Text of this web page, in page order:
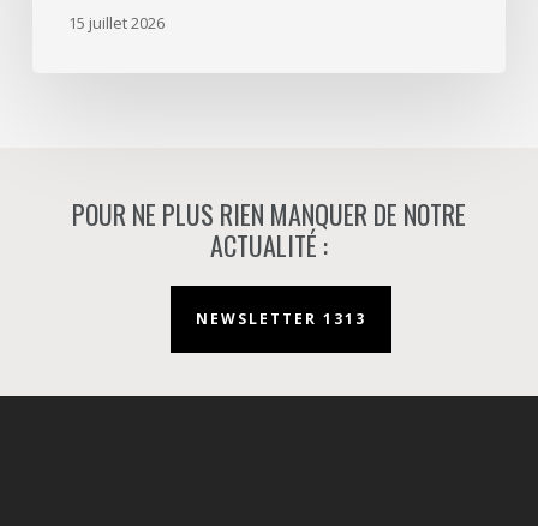
15 juillet 2026
POUR NE PLUS RIEN MANQUER DE NOTRE
ACTUALITÉ :
NEWSLETTER 1313